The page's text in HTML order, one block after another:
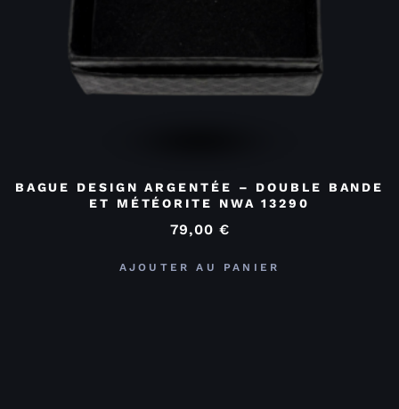
BAGUE DESIGN ARGENTÉE – DOUBLE BANDE
ET MÉTÉORITE NWA 13290
79,00 €
AJOUTER AU PANIER